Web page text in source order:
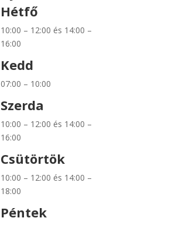
Hétfő
10:00 – 12:00 és 14:00 –
16:00
Kedd
07:00 – 10:00
Szerda
10:00 – 12:00 és 14:00 –
16:00
Csütörtök
10:00 – 12:00 és 14:00 –
18:00
Péntek